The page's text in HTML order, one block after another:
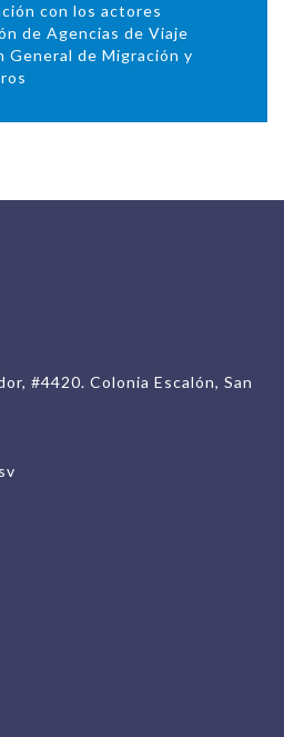
con los actores
de Agencias de Viaje
General de Migración y
#4420. Colonia Escalón, San